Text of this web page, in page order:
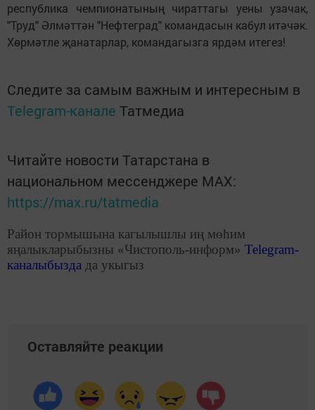
республика чемпионатының чираттагы уены узачак,
"Труд" Әлмәттән "Нефтеград" командасын кабул итәчәк.
Хөрмәтле җанатарлар, командагызга ярдәм итегез!
Следите за самым важным и интересным в
Telegram-канале Татмедиа
Читайте новости Татарстана в
национальном мессенджере MАХ:
https://max.ru/tatmedia
Район тормышына кагылышлы иң мөһим
яңалыкларыбызны «Чистополь-информ» Telegram-
каналыбызда да укыгыз
Оставляйте реакции